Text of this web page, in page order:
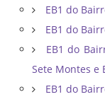
EB1 do
EB1 do
EB1 do
Sete Montes e
EB1 do